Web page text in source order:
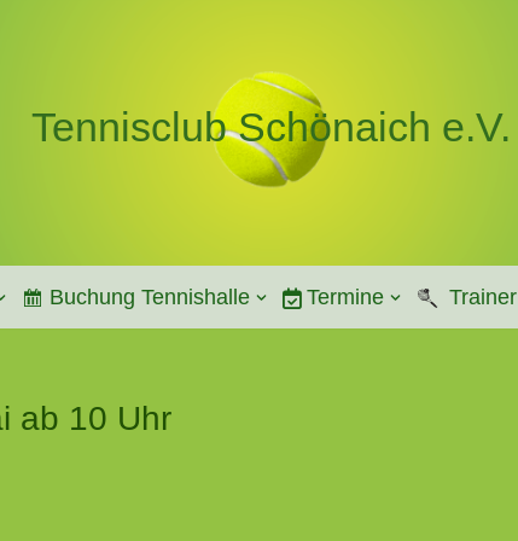
Tennisclub Schönaich e.V.
Buchung Tennishalle Termine Trainer
ab 10 Uhr